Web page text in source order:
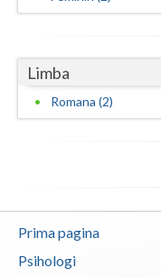
Limba
Romana (2)
Prima pagina
Psihologi